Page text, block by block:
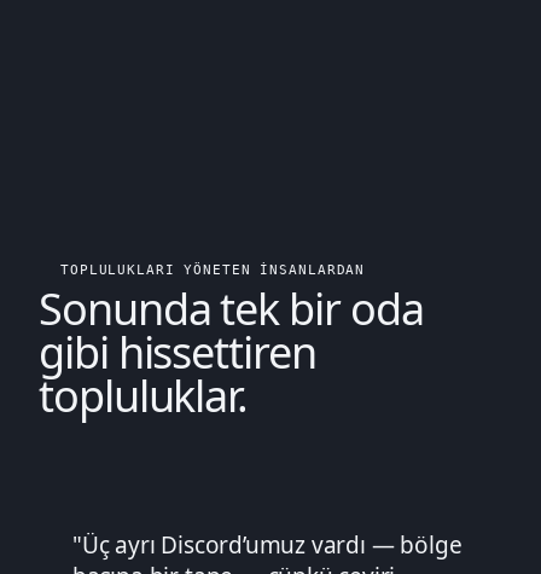
TOPLULUKLARI YÖNETEN INSANLARDAN
Sonunda tek bir oda
gibi hissettiren
topluluklar.
"Üç ayrı Discord’umuz vardı — bölge